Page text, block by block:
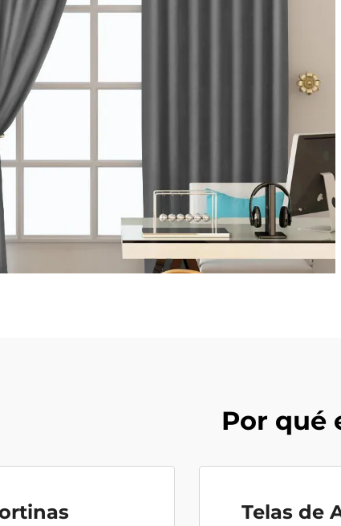
Por qué
Telas de